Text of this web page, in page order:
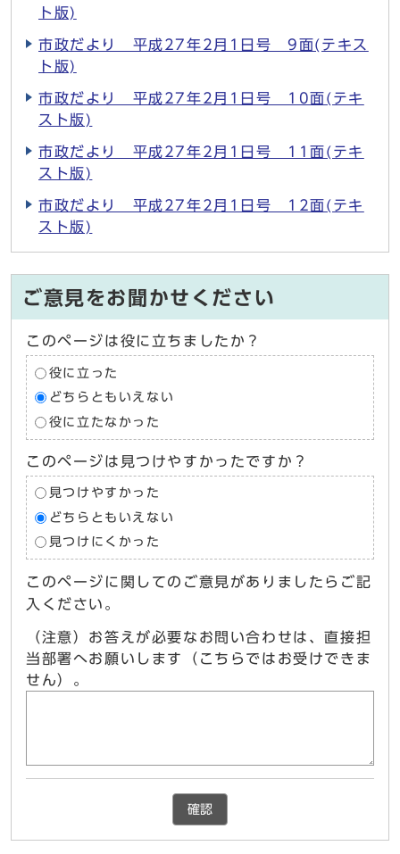
ト版)
市政だより 平成27年2月1日号 9面(テキス
ト版)
市政だより 平成27年2月1日号 10面(テキ
スト版)
市政だより 平成27年2月1日号 11面(テキ
スト版)
市政だより 平成27年2月1日号 12面(テキ
スト版)
ご意見をお聞かせください
このページは役に立ちましたか？
役に立った
どちらともいえない
役に立たなかった
このページは見つけやすかったですか？
見つけやすかった
どちらともいえない
見つけにくかった
このページに関してのご意見がありましたらご記
入ください。
（注意）お答えが必要なお問い合わせは、直接担
当部署へお願いします（こちらではお受けできま
せん）。
確認